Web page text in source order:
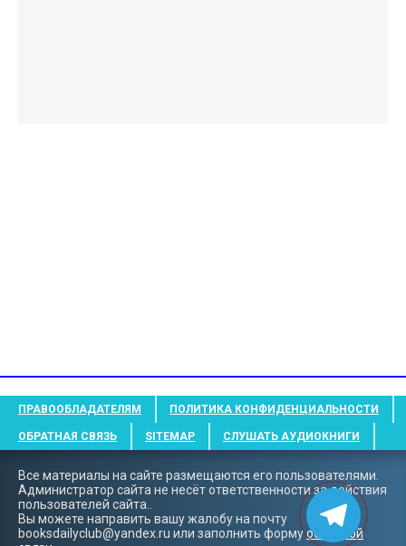
ПРАВООБЛАДАТЕЛЯМ ПОЛИТИКА КОНФИДЕНЦИАЛЬНОСТИ
ОБРАТНАЯ СВЯЗЬ SITEMAP СЛУШАТЬ АУДИОКНИГИ
Все материалы на сайте размещаются его пользователями.
Администратор сайта не несёт ответственности за действия
пользователей сайта..
Вы можете направить вашу жалобу на почту
booksdailyclub@yandex.ru или заполнить формуобратной